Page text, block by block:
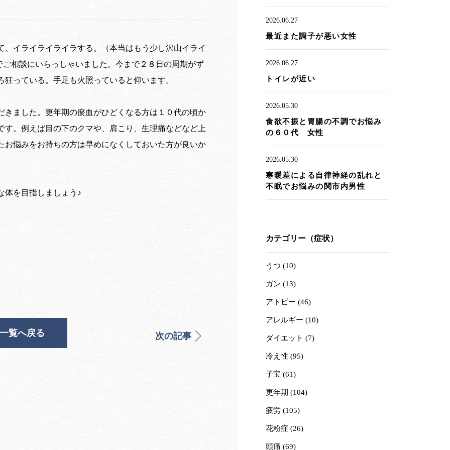
イライライライラする。（本当はもう少し沢山イライ
相談にいらっしゃいました。今まで２８日の周期がず
っている。手足も火照っていると仰います。
ました。更年期の瘀血がひどくなる方は１０代の頃か
。例えば目の下のクマや、肩こり、生理痛などなど上
悩みをお持ちの方は早めになくしておいた方が良いか
体を目指しましょう♪
一覧へ戻る 次の記事
2026.06.27
最近また調子が悪い女性
2026.06.27
トイレが近い
2026.05.30
食欲不振と胃腸の不調でお悩み
の６０代 女性
2026.05.30
寒暖差による自律神経の乱れと
不眠でお悩みの関市内男性
カテゴリー（症状）
うつ (10)
ガン (13)
アトピー (46)
アレルギー (10)
ダイエット (7)
冷え性 (95)
子宝 (61)
更年期 (104)
疲労 (105)
花粉症 (26)
頭痛 (69)